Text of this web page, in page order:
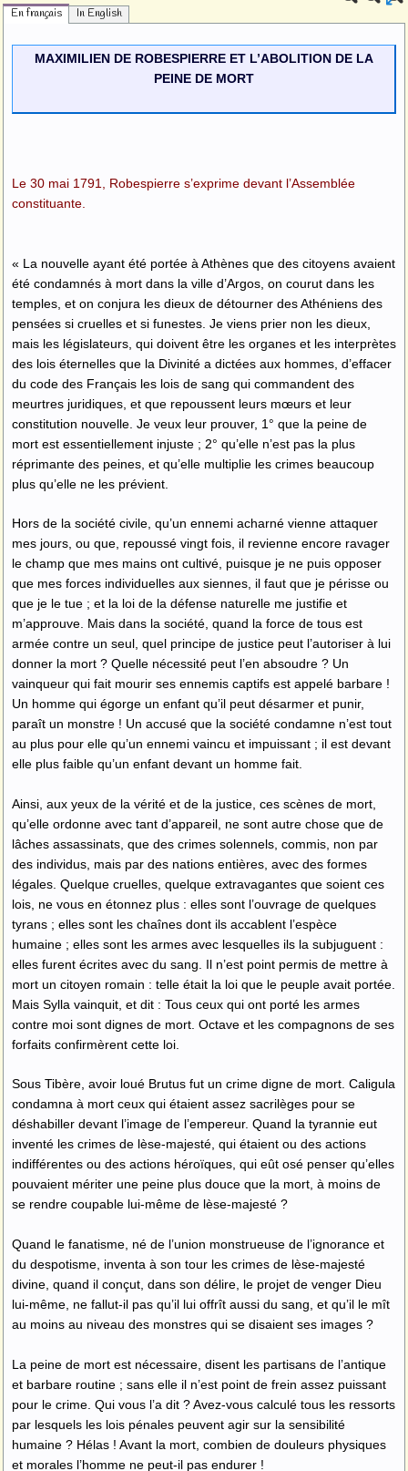
En français In English
MAXIMILIEN DE ROBESPIERRE ET L’ABOLITION DE LA
PEINE DE MORT
Le 30 mai 1791, Robespierre s’exprime devant l’Assemblée
constituante.
« La nouvelle ayant été portée à Athènes que des citoyens avaient
été condamnés à mort dans la ville d’Argos, on courut dans les
temples, et on conjura les dieux de détourner des Athéniens des
pensées si cruelles et si funestes. Je viens prier non les dieux,
mais les législateurs, qui doivent être les organes et les interprètes
des lois éternelles que la Divinité a dictées aux hommes, d’effacer
du code des Français les lois de sang qui commandent des
meurtres juridiques, et que repoussent leurs mœurs et leur
constitution nouvelle. Je veux leur prouver, 1° que la peine de
mort est essentiellement injuste ; 2° qu’elle n’est pas la plus
réprimante des peines, et qu’elle multiplie les crimes beaucoup
plus qu’elle ne les prévient.
Hors de la société civile, qu’un ennemi acharné vienne attaquer
mes jours, ou que, repoussé vingt fois, il revienne encore ravager
le champ que mes mains ont cultivé, puisque je ne puis opposer
que mes forces individuelles aux siennes, il faut que je périsse ou
que je le tue ; et la loi de la défense naturelle me justifie et
m’approuve. Mais dans la société, quand la force de tous est
armée contre un seul, quel principe de justice peut l’autoriser à lui
donner la mort ? Quelle nécessité peut l’en absoudre ? Un
vainqueur qui fait mourir ses ennemis captifs est appelé barbare !
Un homme qui égorge un enfant qu’il peut désarmer et punir,
paraît un monstre ! Un accusé que la société condamne n’est tout
au plus pour elle qu’un ennemi vaincu et impuissant ; il est devant
elle plus faible qu’un enfant devant un homme fait.
Ainsi, aux yeux de la vérité et de la justice, ces scènes de mort,
qu’elle ordonne avec tant d’appareil, ne sont autre chose que de
lâches assassinats, que des crimes solennels, commis, non par
des individus, mais par des nations entières, avec des formes
légales. Quelque cruelles, quelque extravagantes que soient ces
lois, ne vous en étonnez plus : elles sont l’ouvrage de quelques
tyrans ; elles sont les chaînes dont ils accablent l’espèce
humaine ; elles sont les armes avec lesquelles ils la subjuguent :
elles furent écrites avec du sang. Il n’est point permis de mettre à
mort un citoyen romain : telle était la loi que le peuple avait portée.
Mais Sylla vainquit, et dit : Tous ceux qui ont porté les armes
contre moi sont dignes de mort. Octave et les compagnons de ses
forfaits confirmèrent cette loi.
Sous Tibère, avoir loué Brutus fut un crime digne de mort. Caligula
condamna à mort ceux qui étaient assez sacrilèges pour se
déshabiller devant l’image de l’empereur. Quand la tyrannie eut
inventé les crimes de lèse-majesté, qui étaient ou des actions
indifférentes ou des actions héroïques, qui eût osé penser qu’elles
pouvaient mériter une peine plus douce que la mort, à moins de
se rendre coupable lui-même de lèse-majesté ?
Quand le fanatisme, né de l’union monstrueuse de l’ignorance et
du despotisme, inventa à son tour les crimes de lèse-majesté
divine, quand il conçut, dans son délire, le projet de venger Dieu
lui-même, ne fallut-il pas qu’il lui offrît aussi du sang, et qu’il le mît
au moins au niveau des monstres qui se disaient ses images ?
La peine de mort est nécessaire, disent les partisans de l’antique
et barbare routine ; sans elle il n’est point de frein assez puissant
pour le crime. Qui vous l’a dit ? Avez-vous calculé tous les ressorts
par lesquels les lois pénales peuvent agir sur la sensibilité
humaine ? Hélas ! Avant la mort, combien de douleurs physiques
et morales l’homme ne peut-il pas endurer !